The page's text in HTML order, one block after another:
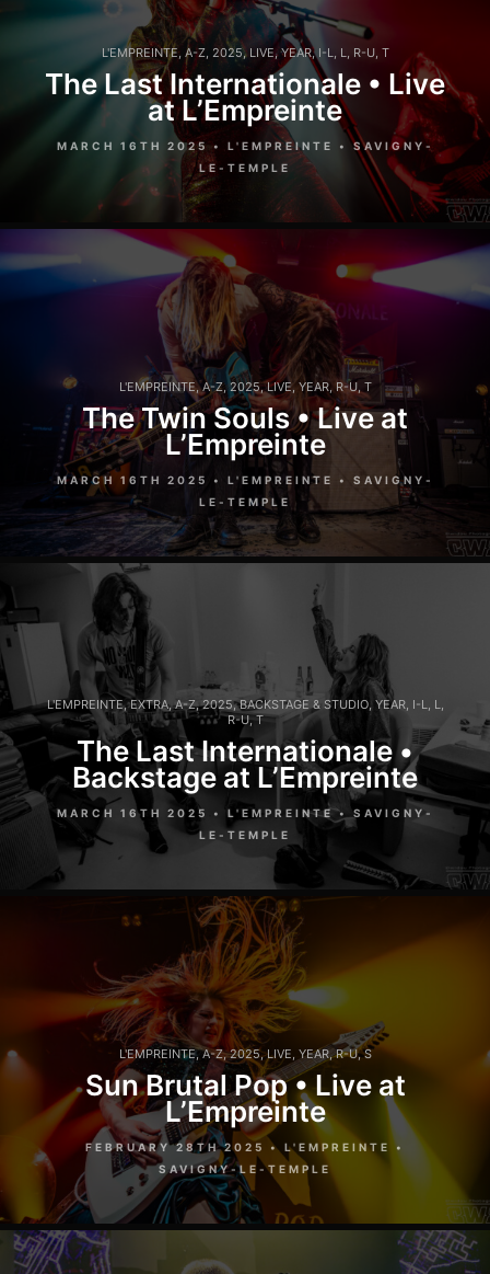
L'EMPREINTE, A-Z, 2025, LIVE,YEAR, I-L, L, R-U, T
The Last Internationale • Live
at L’Empreinte
MARCH 16TH 2025 • L'EMPREINTE • SAVIGNY-
LE-TEMPLE
L'EMPREINTE,A-Z,2025,LIVE ,YEAR,R-U, T
The Twin Souls • Live at
L’Empreinte
MARCH 16TH 2025 • L'EMPREINTE • SAVIGNY-
LE-TEMPLE
L'EMPREINTE,EXTRA,A-Z,2025,BACKSTAGE & STUDIO, YEAR, I-L, L,
R-U,T
The Last Internationale •
Backstage at L’Empreinte
MARCH 16TH 2025 • L'EMPREINTE • SAVIGNY-
LE-TEMPLE
L'EMPREINTE,A-Z,2025,LIVE, YEAR,R-U,S
Sun Brutal Pop • Live at
L’Empreinte
FEBRUARY 28TH 2025 • L'EMPREINTE •
SAVIGNY-LE-TEMPLE